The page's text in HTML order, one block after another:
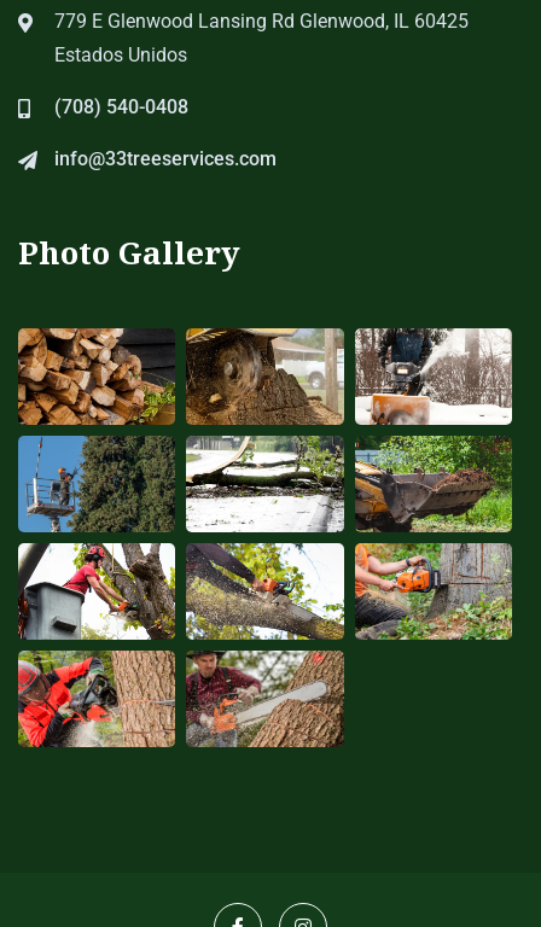
779 E Glenwood Lansing Rd Glenwood, IL 60425
Estados Unidos
(708) 540-0408
info@33treeservices.com
Photo Gallery